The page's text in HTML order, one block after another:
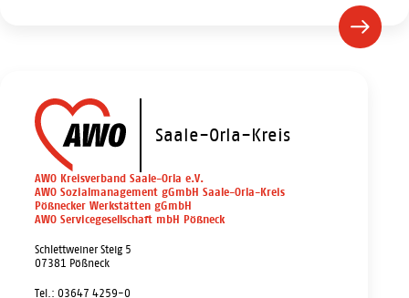
Saale-Orla-Kreis
AWO Kreisverband Saale-Orla e.V.
AWO Sozialmanagement gGmbH Saale-Orla-Kreis
Pößnecker Werkstätten gGmbH
AWO Servicegesellschaft mbH Pößneck
Schlettweiner Steig 5
07381 Pößneck
Tel.: 03647 4259-0